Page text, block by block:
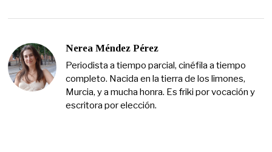
Nerea Méndez Pérez
Periodista a tiempo parcial, cinéfila a tiempo
completo. Nacida en la tierra de los limones,
Murcia, y a mucha honra. Es friki por vocación y
escritora por elección.